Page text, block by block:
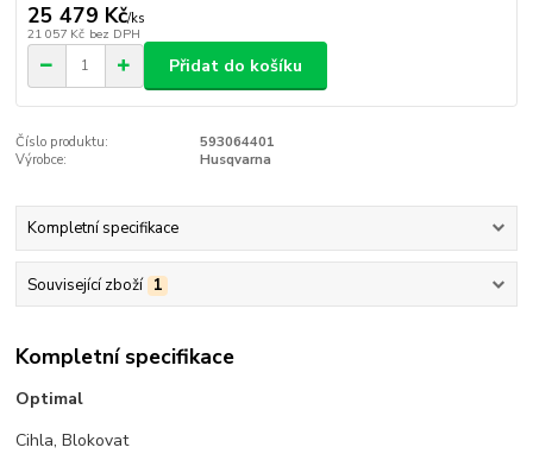
25 479 Kč/ks
21 057 Kč bez DPH
Přidat do košíku
Číslo produktu:
593064401
Výrobce:
Husqvarna
Kompletní specifikace
Související zboží 1
Kompletní specifikace
Optimal
Cihla, Blokovat